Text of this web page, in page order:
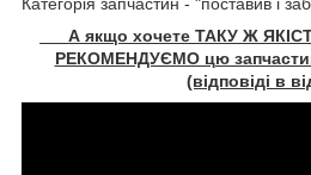
А якщо хочете ТАКУ Ж
РЕКОМЕНДУЄМО цю
(відповіді в